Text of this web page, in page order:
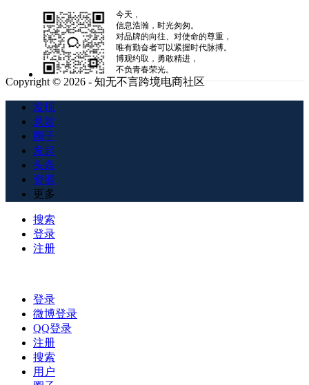
今天，
信息浩瀚，时光匆匆。
对品牌的向往、对使命的尊重，
唯有勤奋者可以紧握时代脉搏。
博观约取，勇敢精进，
不负青春荣光。
Copyright © 2026 - 知无不言跨境电商社区
发现
悬赏
圈子
发起
头条
资源
更多
搜索
登录
注册
登录
微博登录
QQ登录
注册
搜索
用户